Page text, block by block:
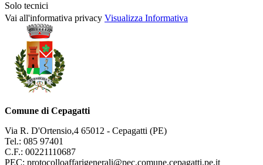
Solo tecnici
Vai all'informativa privacy Visualizza Informativa
Comune di Cepagatti
Via R. D'Ortensio,4 65012 - Cepagatti (PE)
Tel.: 085 97401
C.F.: 00221110687
PEC: protocolloaffarigenerali@pec.comune.cepagatti.pe.it